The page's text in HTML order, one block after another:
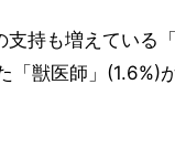
持も増えている
獣医師」(1.6%)